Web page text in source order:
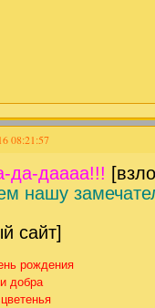
08:21:57
да-даааа!!!
нашу
сайт]
рождения
добра